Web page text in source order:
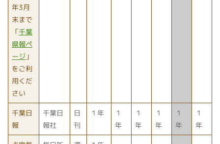
年3月
末まで
「千葉
県報ペ
ージ 」
をご利
用くだ
さい
千葉日
報
千葉日
報社
日
刊
１年
１
年
１
年
１
年
１
年
１
年